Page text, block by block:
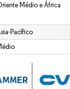
Médio e África
Pacífico
atribuição conforme